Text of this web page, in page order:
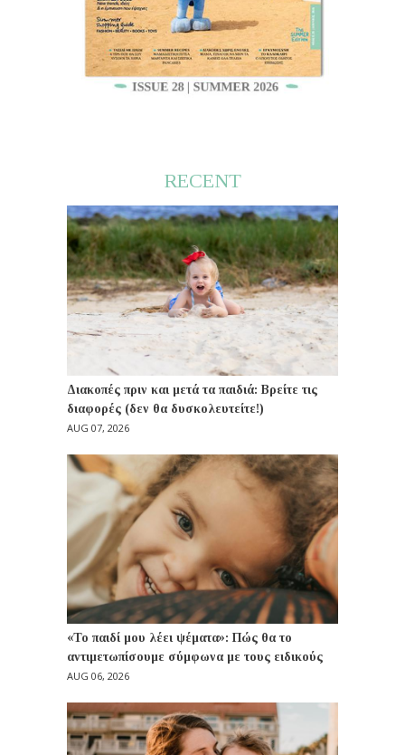
RECENT
Διακοπές πριν και μετά τα παιδιά: Βρείτε τις
διαφορές (δεν θα δυσκολευτείτε!)
AUG 07, 2026
«Το παιδί μου λέει ψέματα»: Πώς θα το
αντιμετωπίσουμε σύμφωνα με τους ειδικούς
AUG 06, 2026